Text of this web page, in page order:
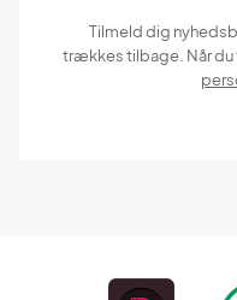
Tilmeld dig
trækkes tilbage. Når